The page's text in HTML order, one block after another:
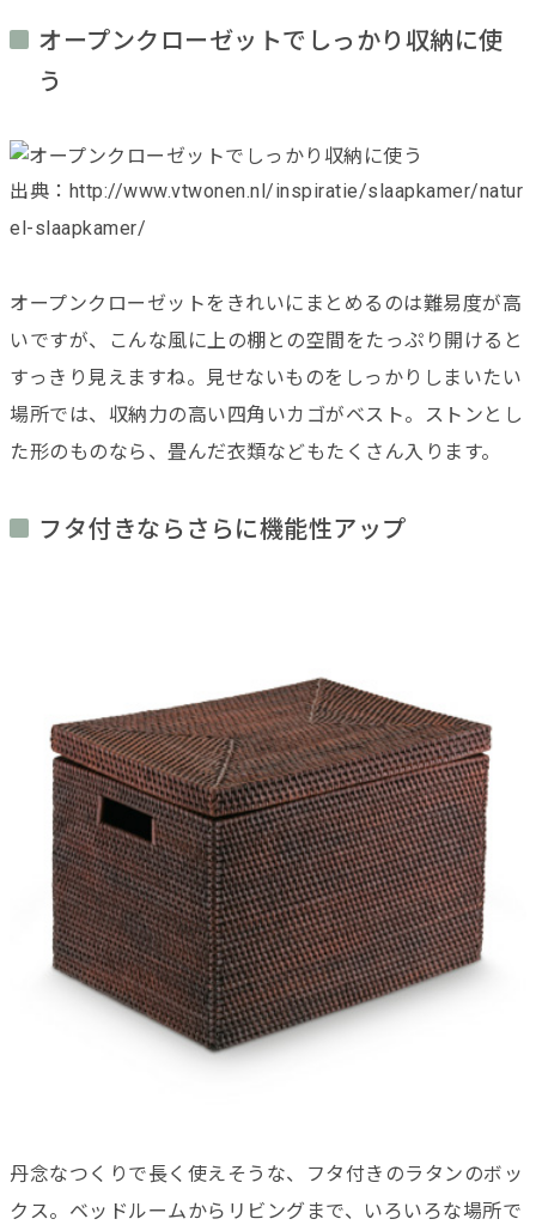
オープンクローゼットでしっかり収納に使
う
出典：http://www.vtwonen.nl/inspiratie/slaapkamer/natur
el-slaapkamer/
オープンクローゼットをきれいにまとめるのは難易度が高
いですが、こんな風に上の棚との空間をたっぷり開けると
すっきり見えますね。見せないものをしっかりしまいたい
場所では、収納力の高い四角いカゴがベスト。ストンとし
た形のものなら、畳んだ衣類などもたくさん入ります。
フタ付きならさらに機能性アップ
丹念なつくりで長く使えそうな、フタ付きのラタンのボッ
クス。ベッドルームからリビングまで、いろいろな場所で